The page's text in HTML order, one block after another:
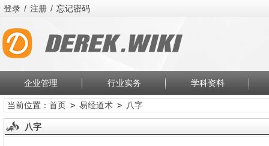
登录 / 注册 / 忘记密码
企业管理 行业实务 学科资料
当前位置： 首页> 易经道术> 八字
八字